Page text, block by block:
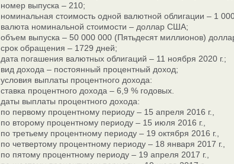
номер выпуска – 210;
номинальная стоимость одной валютной облигации – 1
валюта номинальной стоимости – доллар США;
объем выпуска – 50 000 000 (Пятьдесят миллионов)
срок обращения – 1729 дней;
дата погашения валютных облигаций – 11 ноября 2020 г.;
вид дохода – постоянный процентный доход;
условия выплаты процентного дохода:
ставка процентного дохода – 6,9 % годовых.
даты выплаты процентного дохода:
по первому процентному периоду – 15 апреля 2016 г.,
по второму процентному периоду – 15 июля 2016 г.,
по третьему процентному периоду – 19 октября 2016 г.,
по четвертому процентному периоду – 18 января 2017 г.,
по пятому процентному периоду – 19 апреля 2017 г.,